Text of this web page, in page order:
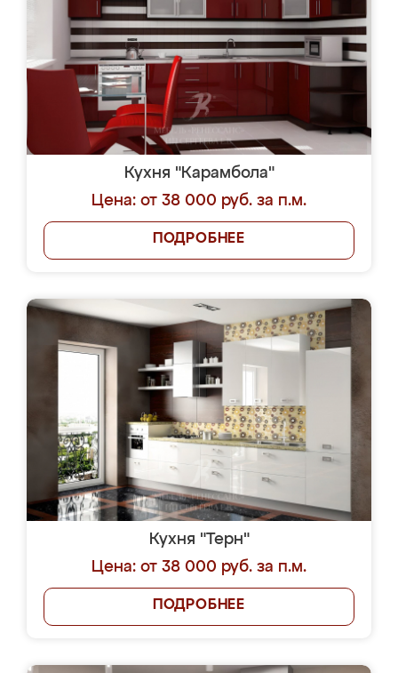
Кухня "Карамбола"
Цена: от 38 000 руб. за п.м.
ПОДРОБНЕЕ
Кухня "Терн"
Цена: от 38 000 руб. за п.м.
ПОДРОБНЕЕ